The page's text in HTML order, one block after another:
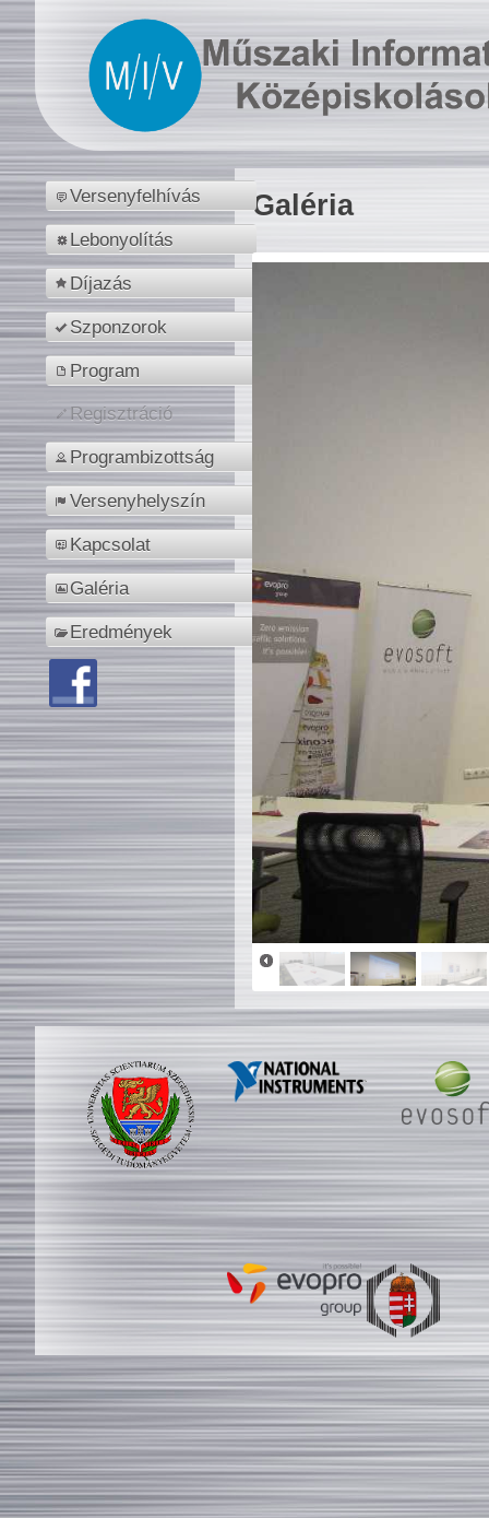
Versenyfelhívás
Lebonyolítás
Díjazás
Szponzorok
Program
Regisztráció
Programbizottság
Versenyhelyszín
Kapcsolat
Galéria
Eredmények
Galéria